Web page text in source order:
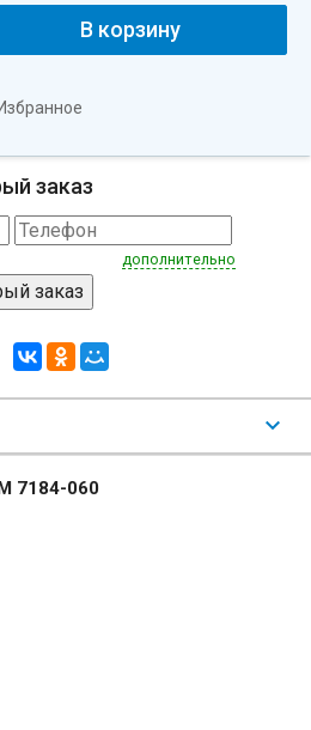
В корзину
Избранное
заказ
дополнительно
7184-060